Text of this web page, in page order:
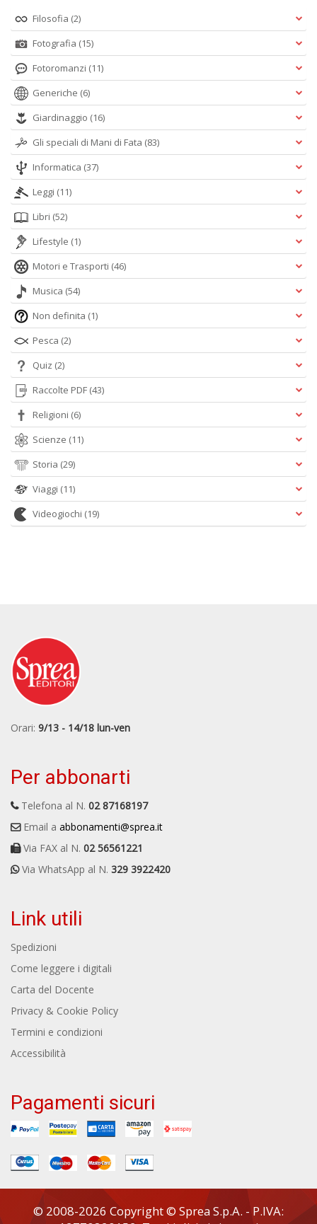
Filosofia (2)
Fotografia (15)
Fotoromanzi (11)
Generiche (6)
Giardinaggio (16)
Gli speciali di Mani di Fata (83)
Informatica (37)
Leggi (11)
Libri (52)
Lifestyle (1)
Motori e Trasporti (46)
Musica (54)
Non definita (1)
Pesca (2)
Quiz (2)
Raccolte PDF (43)
Religioni (6)
Scienze (11)
Storia (29)
Viaggi (11)
Videogiochi (19)
Orari: 9/13 - 14/18 lun-ven
Per abbonarti
Telefona al N. 02 87168197
Email a abbonamenti@sprea.it
Via FAX al N. 02 56561221
Via WhatsApp al N. 329 3922420
Link utili
Spedizioni
Come leggere i digitali
Carta del Docente
Privacy & Cookie Policy
Termini e condizioni
Accessibilità
Pagamenti sicuri
© 2008-2026 Copyright © Sprea S.p.A. - P.IVA: